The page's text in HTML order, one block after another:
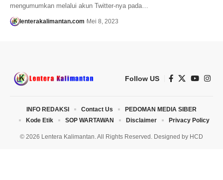
mengumumkan melalui akun Twitter-nya pada…
lenterakalimantan.com Mei 8, 2023
Follow US
© 2026 Lentera Kalimantan. All Rights Reserved. Designed by HCD
INFO REDAKSI Contact Us
PEDOMAN MEDIA SIBER
Kode Etik
SOP WARTAWAN Disclaimer Privacy Policy